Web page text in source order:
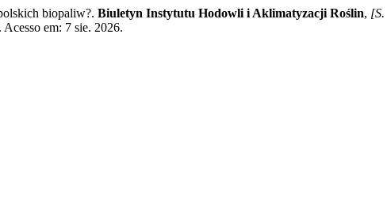
biopaliw?. Biuletyn Instytutu Hodowli i Aklimatyzacji Roślin, [S.
em: 7 sie. 2026.